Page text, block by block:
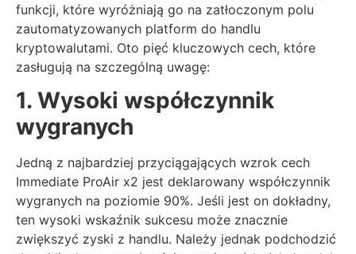
funkcji, które wyróżniają go na zatłoczonym polu
zautomatyzowanych platform do handlu
kryptowalutami. Oto pięć kluczowych cech, które
zasługują na szczególną uwagę:
1. Wysoki współczynnik
wygranych
Jedną z najbardziej przyciągających wzrok cech
Immediate ProAir x2 jest deklarowany współczynnik
wygranych na poziomie 90%. Jeśli jest on dokładny,
ten wysoki wskaźnik sukcesu może znacznie
zwiększyć zyski z handlu. Należy jednak podchodzić